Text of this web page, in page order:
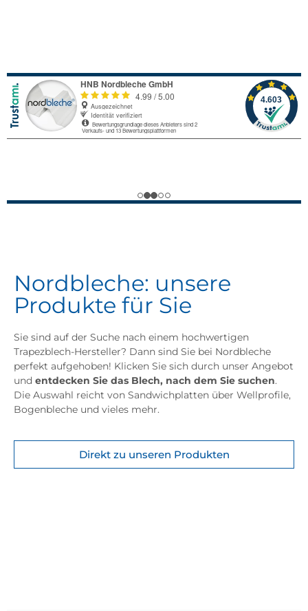
Nordbleche: unsere
Produkte für Sie
Sie sind auf der Suche nach einem hochwertigen
Trapezblech-Hersteller? Dann sind Sie bei Nordbleche
perfekt aufgehoben! Klicken Sie sich durch unser Angebot
und entdecken Sie das Blech, nach dem Sie suchen.
Die Auswahl reicht von Sandwichplatten über Wellprofile,
Bogenbleche und vieles mehr.
Direkt zu unseren Produkten